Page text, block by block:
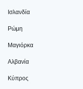
Ισλανδία
Ρώμη
Μαγιόρκα
Αλβανία
Κύπρος